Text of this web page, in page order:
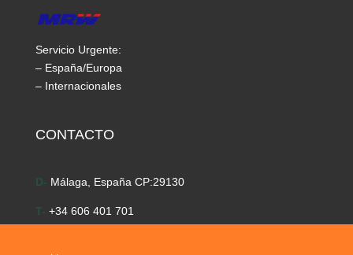
Servicio Urgente:
– España/Europa
– Internacionales
CONTACTO
D- Málaga, España CP:29130
T- +34 606 401 701